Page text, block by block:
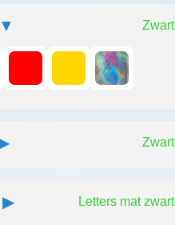
Zwart
Zwart
Letters mat zwart